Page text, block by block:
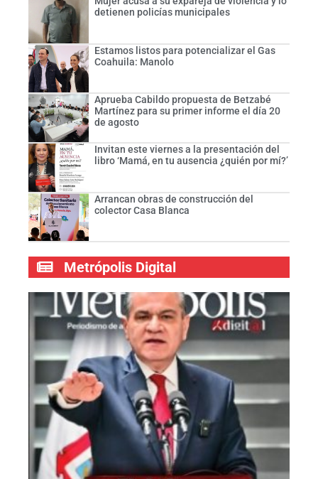
detienen policías municipales
Estamos listos para potencializar el Gas
Coahuila: Manolo
Aprueba Cabildo propuesta de Betzabé
Martínez para su primer informe el día 20
de agosto
Invitan este viernes a la presentación del
libro ‘Mamá, en tu ausencia ¿quién por mí?’
Arrancan obras de construcción del
colector Casa Blanca
Metrópolis Digital